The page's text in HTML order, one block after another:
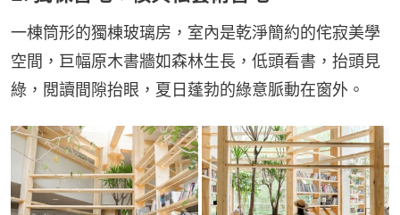
一棟筒形的獨棟玻璃房，室內是乾淨簡約的侘寂美學
空間，巨幅原木書牆如森林生長，低頭看書，抬頭見
綠，閲讀間隙抬眼，夏日蓬勃的綠意脈動在窗外。